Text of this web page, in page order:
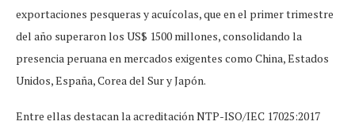
exportaciones pesqueras y acuícolas, que en el primer trimestre
del año superaron los US$ 1500 millones, consolidando la
presencia peruana en mercados exigentes como China, Estados
Unidos, España, Corea del Sur y Japón.
Entre ellas destacan la acreditación NTP-ISO/IEC 17025:2017